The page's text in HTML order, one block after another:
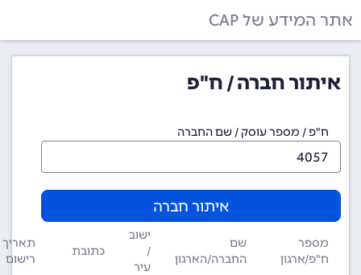
אתר המידע של CAP
איתור חברה / ח"פ
ח"פ / מספר עוסק / שם החברה
איתור חברה
מספר
ח"פ/ארגון
שם
החברה/הארגון
ישוב
/
עיר
כתובת
תאריך
רישום